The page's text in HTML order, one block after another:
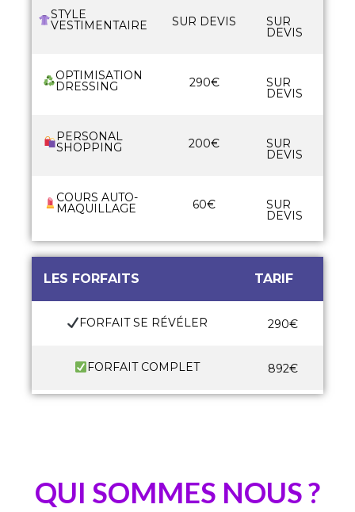
STYLE
VESTIMENTAIRE SUR DEVIS SUR
DEVIS
OPTIMISATION
DRESSING 290€ SUR
DEVIS
PERSONAL
SHOPPING 200€ SUR
DEVIS
COURS AUTO-
MAQUILLAGE 60€ SUR
DEVIS
LES FORFAITS TARIF
FORFAIT SE RÉVÉLER 290€
FORFAIT COMPLET 892€
QUI SOMMES NOUS ?